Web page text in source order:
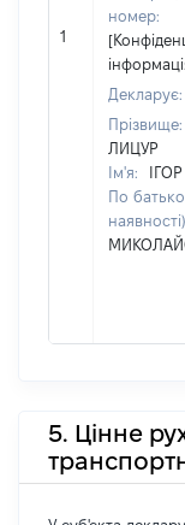
1
номер:
Декларує:
Прізвище:
ЛИЦУР
Ім'я:
ІГОР
По
5. Цінне